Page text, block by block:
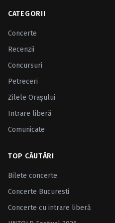
CATEGORII
Concerte
Recenzii
Concursuri
Petreceri
Zilele Oraşului
Intrare liberă
Comunicate
TOP CĂUTĂRI
Bilete concerte
Concerte Bucuresti
Concerte cu intrare liberă